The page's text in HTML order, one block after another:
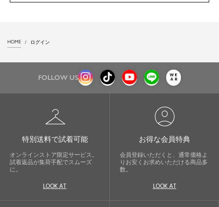
HOME ログイン
FOLLOW US
checkroom
特別送料で試着可能
オンラインストア限定サービス。
試着返品が集荷手配でスムーズ
に。
LOOK AT
account_circle
お得な会員特典
会員登録いただくと、通常価格よ
りお安くお求めいただける商品多
数。
LOOK AT